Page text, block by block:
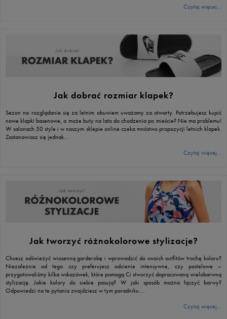
Czytaj więcej...
Jak dobrać rozmiar klapek?
Sezon na rozglądanie się za letnim obuwiem uważamy za otwarty. Potrzebujesz kupić
nowe klapki basenowe, a może buty na lato do chodzenia po mieście? Nie ma problemu!
W salonach 50 style i w naszym sklepie online czeka mnóstwo propozycji letnich klapek.
Zastanawiasz się jednak...
Czytaj więcej...
Jak tworzyć różnokolorowe stylizacje?
Chcesz odświeżyć wiosenną garderobę i wprowadzić do swoich outfitów trochę koloru?
Niezależnie od tego czy preferujesz odcienie intensywne, czy pastelowe –
przygotowaliśmy kilka wskazówek, które pomogą Ci stworzyć dopracowaną wielobarwną
stylizację. Jakie kolory do siebie pasują? W jaki sposób można łączyć barwy?
Odpowiedzi na te pytania znajdziesz w tym poradniku....
Czytaj więcej...